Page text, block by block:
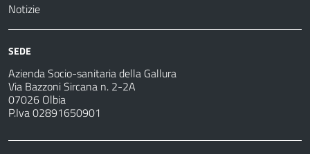
Notizie
SEDE
Azienda Socio-sanitaria della Gallura
Via Bazzoni Sircana n. 2-2A
07026 Olbia
P.Iva 02891650901